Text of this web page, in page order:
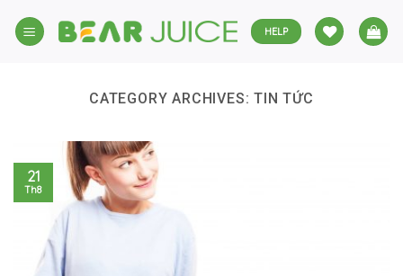
HELP
CATEGORY ARCHIVES:TIN TỨC
21
Th8